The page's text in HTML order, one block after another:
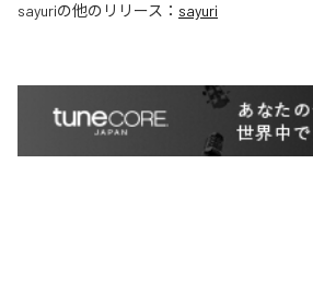
sayuriの他のリリース： sayuri